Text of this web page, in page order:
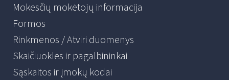
Mokesčių mokėtojų informacija
Formos
Rinkmenos / Atviri duomenys
Skaičiuoklės ir pagalbininkai
Sąskaitos ir įmokų kodai